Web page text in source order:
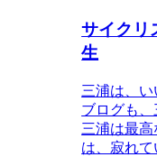
サイクリ
生
三浦は、
ブログも、
三浦は最
は、寂れ